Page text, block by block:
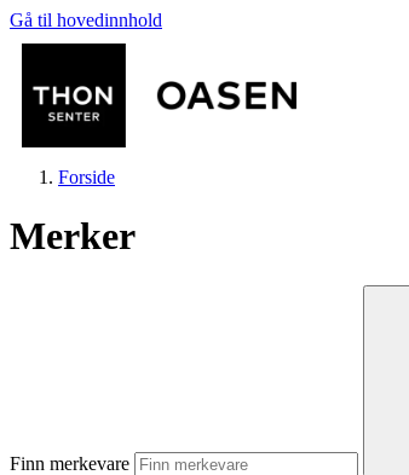
Gå til hovedinnhold
Mat og drikke
Forside
Merker
Finn merkevare